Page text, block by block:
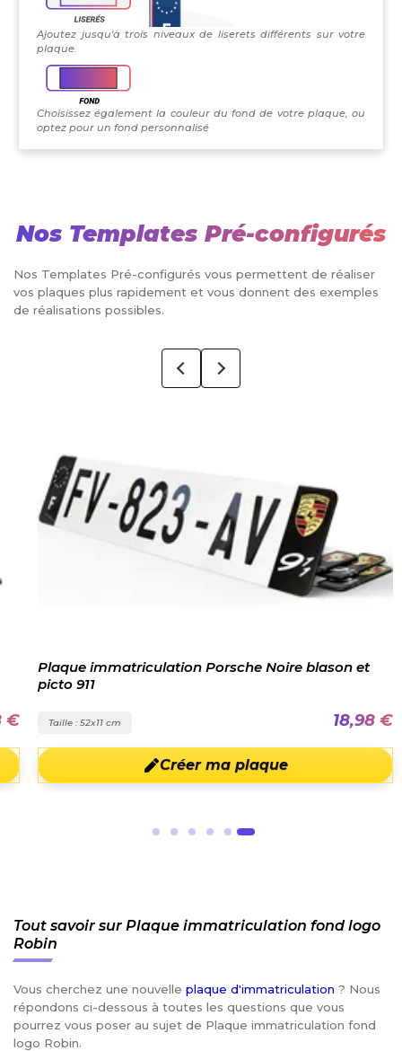
Ajoutez jusqu'à trois niveaux de liserets différents sur votre
plaque.
Choisissez également la couleur du fond de votre plaque, ou
optez pour un fond personnalisé
Nos Templates Pré-configurés
Nos Templates Pré-configurés vous permettent de réaliser
vos plaques plus rapidement et vous donnent des exemples
de réalisations possibles.
€
Plaque immatriculation Porsche Noire blason et
picto 911
Taille : 52x11 cm 18,98 €
Créer ma plaque
Tout savoir sur Plaque immatriculation fond logo
Robin
Vous cherchez une nouvelle plaque d'immatriculation ? Nous
répondons ci-dessous à toutes les questions que vous
pourrez vous poser au sujet de Plaque immatriculation fond
logo Robin.